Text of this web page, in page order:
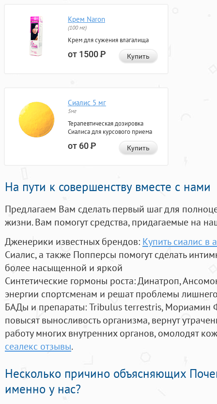
Крем Naron
(100 мг)
Крем для сужения влагалища
от 1500Р Купить
Сиалис 5 мг
5мг
Терапевтическая дозировка
Сиалиса для курсового приема
от 60Р Купить
На пути к совершенству вместе с нами
Предлагаем Вам сделать первый шаг для
жизни. Вам помогут средства, придагаемые на
Дженерики известных брендов: Купить сиалис в
Сиалис, а также Попперсы помогут сделать
более насыщенной и яркой
Синтетические гормоны роста: Динатроп,
энергии спортсменам и решат проблемы
БАДы и препараты:Tribulus terrestris, Мориамин
повысят выносливость организма, вернут
работу многих внутренних органов, омолодят
сеалекс отзывы.
Несколько причино объясняющих
именно у нас?